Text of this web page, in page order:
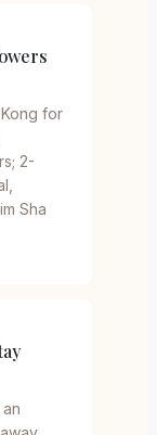
for
2-
Sha